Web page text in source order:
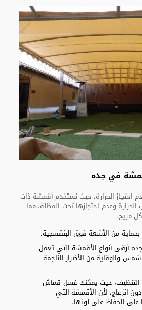
في جده
احتجاز الحرارة، حيث نستخدم أقمشة ذات
وعدم احتجازها تحت المظلة، مما
مريح.
من الأشعة فوق البنفسجية.
أرقى أنواع الأقمشة التي تعمل
والوقاية من الأضرار الناجمة
حيث يمكنك غسل قماش
انزعاج، لأن الأقمشة التي
على الحفاظ على لونها.